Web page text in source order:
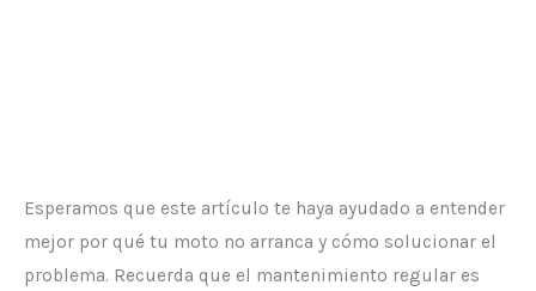
Esperamos que este artículo te haya ayudado a entender
mejor por qué tu moto no arranca y cómo solucionar el
problema. Recuerda que el mantenimiento regular es